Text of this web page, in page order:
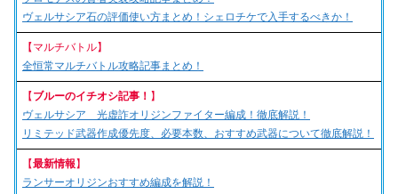
ヴェルサシア石の評価使い方まとめ！シェロチケで入手するべきか！
【マルチバトル】
全恒常マルチバトル攻略記事まとめ！
【 ブルーのイチオシ記事！ 】
ヴェルサシア 光虚詐オリジンファイター編成！徹底解説！
リミテッド武器作成優先度、必要本数、おすすめ武器について徹底解説！
【最新情報 】
ランサーオリジンおすすめ編成を解説！